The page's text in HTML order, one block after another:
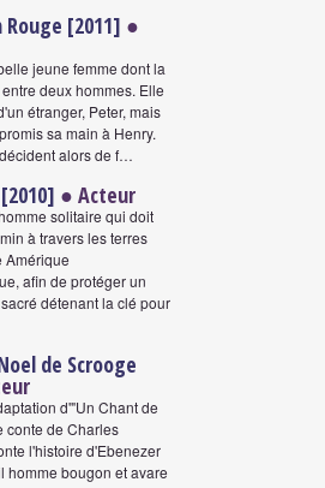
Rouge [2011] ●
jeune femme dont la
deux hommes. Elle
étranger, Peter, mais
sa main à Henry.
alors de f…
● Acteur
solitaire qui doit
à travers les terres
Amérique
afin de protéger un
détenant la clé pour
de Scrooge
d'"Un Chant de
conte de Charles
l'histoire d'Ebenezer
homme bougon et avare